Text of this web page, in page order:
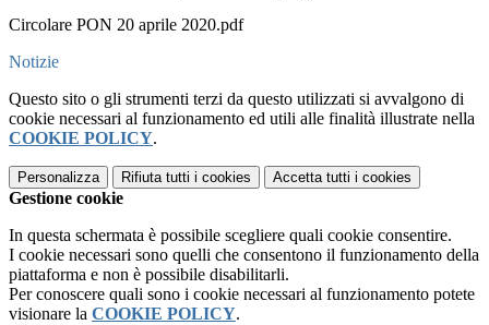
Circolare PON 20 aprile 2020.pdf
Notizie
Questo sito o gli strumenti terzi da questo utilizzati si avvalgono di
cookie necessari al funzionamento ed utili alle finalità illustrate nella
COOKIE POLICY.
Personalizza Rifiuta tutti i cookies Accetta tutti i cookies
Gestione cookie
In questa schermata è possibile scegliere quali cookie consentire.
I cookie necessari sono quelli che consentono il funzionamento della
piattaforma e non è possibile disabilitarli.
Per conoscere quali sono i cookie necessari al funzionamento potete
visionare la COOKIE POLICY.